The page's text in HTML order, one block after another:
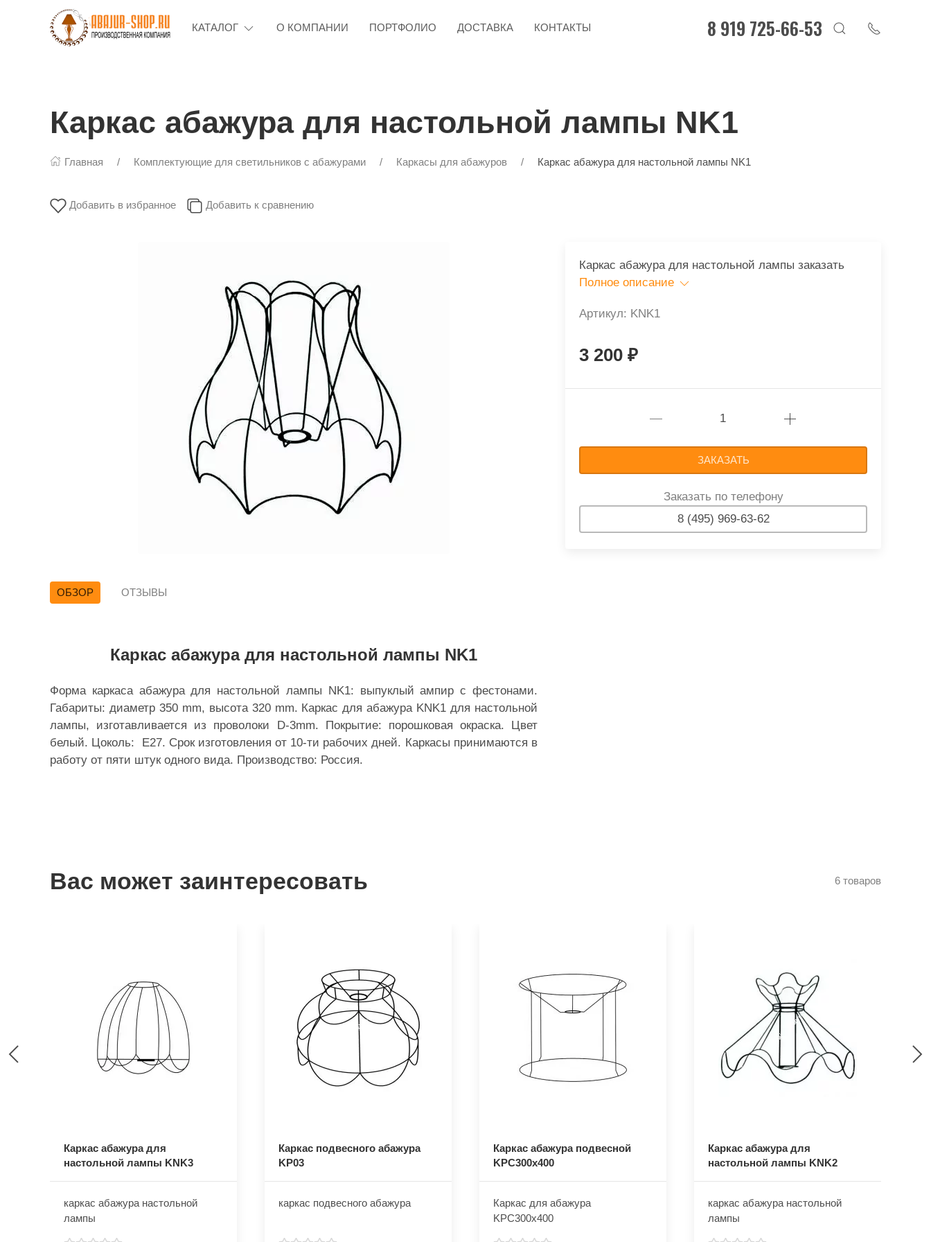
КАТАЛОГ О КОМПАНИИ ПОРТФОЛИО ДОСТАВКА КОНТАКТЫ 8 919 725-66-53
Каркас абажура для настольной лампы NK1
Главная Комплектующие для светильников с абажурами Каркасы для абажуров Каркас абажура для настольной лампы NK1
Добавить в избранное Добавить к сравнению
ОБЗОР ОТЗЫВЫ
Каркас абажура для настольной лампы NK1
Форма каркаса абажура для настольной лампы NK1: выпуклый ампир с фестонами.
Габариты: диаметр 350 mm, высота 320 mm. Каркас для абажура KNK1 для настольной
лампы, изготавливается из проволоки D-3mm. Покрытие: порошковая окраска. Цвет
белый. Цоколь: Е27. Срок изготовления от 10-ти рабочих дней. Каркасы принимаются в
работу от пяти штук одного вида. Производство: Россия.
Каркас абажура для настольной лампы заказать
Полное описание
Артикул: KNK1
3 200
ЗАКАЗАТЬ
Заказать по телефону
8 (495) 969-63-62
Вас может заинтересовать 6 товаров
Каркас абажура для
настольной лампы KNK3
каркас абажура настольной
лампы
Каркас подвесного абажура
KP03
каркас подвесного абажура
Каркас абажура подвесной
KPC300x400
Каркас для абажура
KPC300x400
Каркас абажура для
настольной лампы KNK2
каркас абажура настольной
лампы